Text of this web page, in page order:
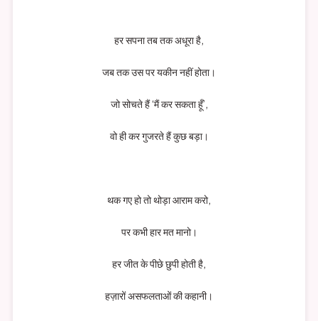
हर सपना तब तक अधूरा है,
जब तक उस पर यकीन नहीं होता।
जो सोचते हैं ‘मैं कर सकता हूँ’,
वो ही कर गुजरते हैं कुछ बड़ा।
थक गए हो तो थोड़ा आराम करो,
पर कभी हार मत मानो।
हर जीत के पीछे छुपी होती है,
हज़ारों असफलताओं की कहानी।